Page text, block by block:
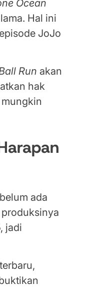
Ocean
Hal ini
JoJo
Run akan
hak
ada
jadi